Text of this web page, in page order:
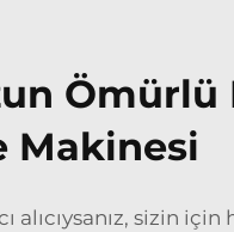
Makinesi
sizin